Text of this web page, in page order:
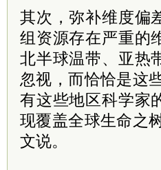
其次，弥补维度偏
组资源存在严重的
北半球温带、亚热
忽视，而恰恰是这
有这些地区科学家
现覆盖全球生命之
文说。